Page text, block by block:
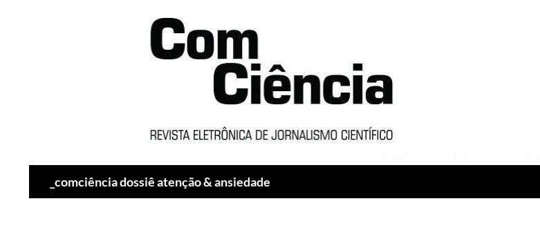
_comciência dossiê atenção & ansiedade